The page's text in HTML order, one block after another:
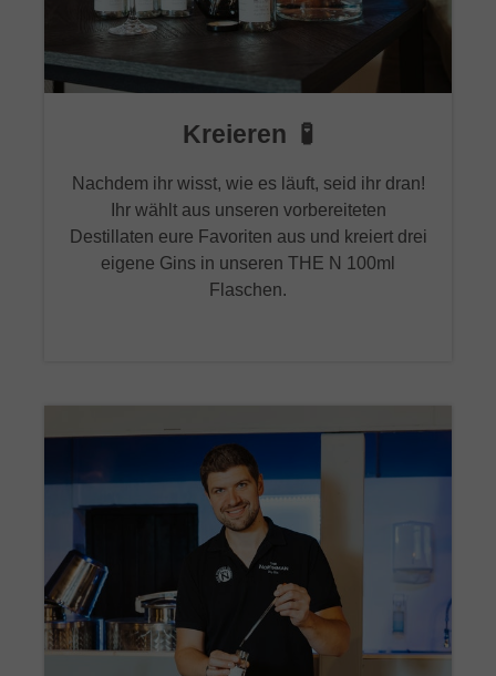
Kreieren 🧪
Nachdem ihr wisst, wie es läuft, seid ihr dran!
Ihr wählt aus unseren vorbereiteten
Destillaten eure Favoriten aus und kreiert drei
eigene Gins in unseren THE N 100ml
Flaschen.